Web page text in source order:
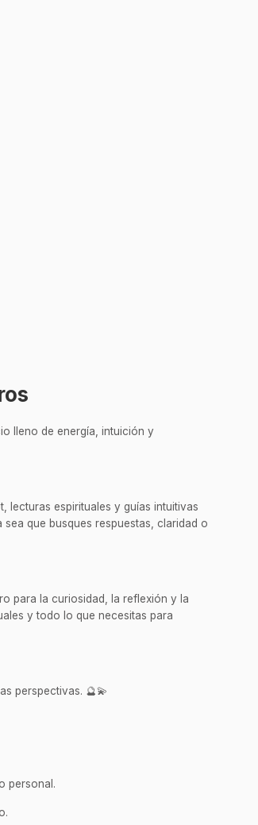
lleno de energía, intuición y
lecturas espirituales y guías intuitivas
que busques respuestas, claridad o
para la curiosidad, la reflexión y la
y todo lo que necesitas para
perspectivas. 🔮💫
personal.